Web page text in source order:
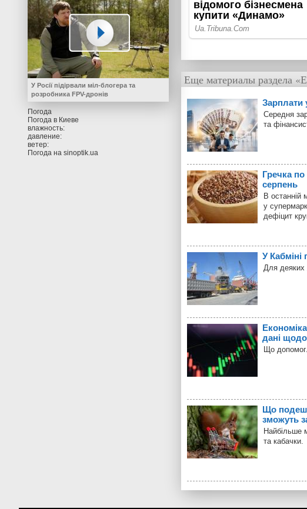
Еще материалы раздела
Зарплати
Середня
та
Гречка
серпень
В останній
у
дефіцит
У Кабміні
Для деяких
дані
Що
Що
зможуть
Найбільше
та кабачки.
У Росії підірвали міл-блогера та
розробника FPV-дронів
Погода
Погода в Киеве
влажность:
давление:
ветер:
Погода на sinoptik.ua